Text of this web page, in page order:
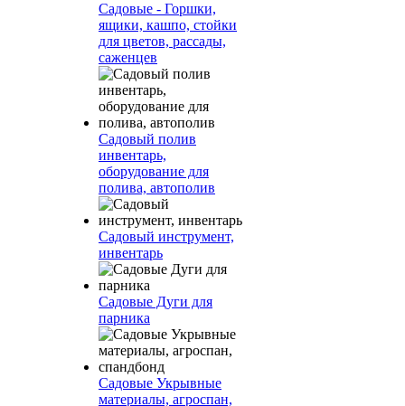
Садовые - Горшки,
ящики, кашпо, стойки
для цветов, рассады,
саженцев
Садовый полив
инвентарь,
оборудование для
полива, автополив
Садовый инструмент,
инвентарь
Садовые Дуги для
парника
Садовые Укрывные
материалы, агроспан,